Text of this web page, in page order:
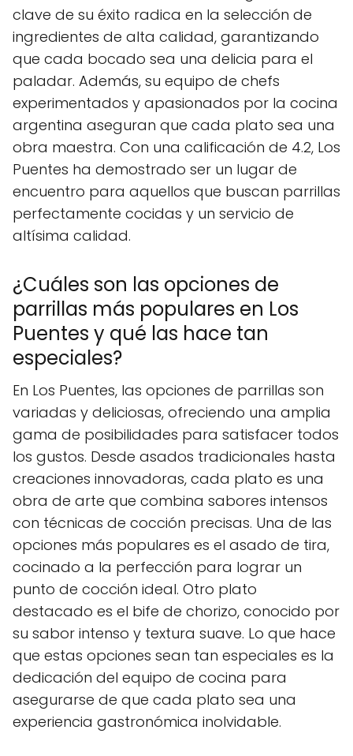
clave de su éxito radica en la selección de
ingredientes de alta calidad, garantizando
que cada bocado sea una delicia para el
paladar. Además, su equipo de chefs
experimentados y apasionados por la cocina
argentina aseguran que cada plato sea una
obra maestra. Con una calificación de 4.2, Los
Puentes ha demostrado ser un lugar de
encuentro para aquellos que buscan parrillas
perfectamente cocidas y un servicio de
altísima calidad.
¿Cuáles son las opciones de
parrillas más populares en Los
Puentes y qué las hace tan
especiales?
En Los Puentes, las opciones de parrillas son
variadas y deliciosas, ofreciendo una amplia
gama de posibilidades para satisfacer todos
los gustos. Desde asados tradicionales hasta
creaciones innovadoras, cada plato es una
obra de arte que combina sabores intensos
con técnicas de cocción precisas. Una de las
opciones más populares es el asado de tira,
cocinado a la perfección para lograr un
punto de cocción ideal. Otro plato
destacado es el bife de chorizo, conocido por
su sabor intenso y textura suave. Lo que hace
que estas opciones sean tan especiales es la
dedicación del equipo de cocina para
asegurarse de que cada plato sea una
experiencia gastronómica inolvidable.